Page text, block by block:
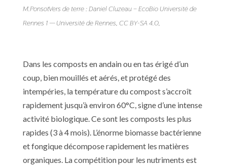
M.PonsotVers de terre : Daniel Cluzeau – EcoBio Université de
Rennes 1 — Université de Rennes, CC BY-SA 4.0,
Dans les composts en andain ou en tas érigé d’un
coup, bien mouillés et aérés, et protégé des
intempéries, la température du compost s’accroît
rapidement jusqu’à environ 60°C, signe d’une intense
activité biologique. Ce sont les composts les plus
rapides (3 à 4 mois). L’énorme biomasse bactérienne
et fongique décompose rapidement les matières
organiques. La compétition pour les nutriments est